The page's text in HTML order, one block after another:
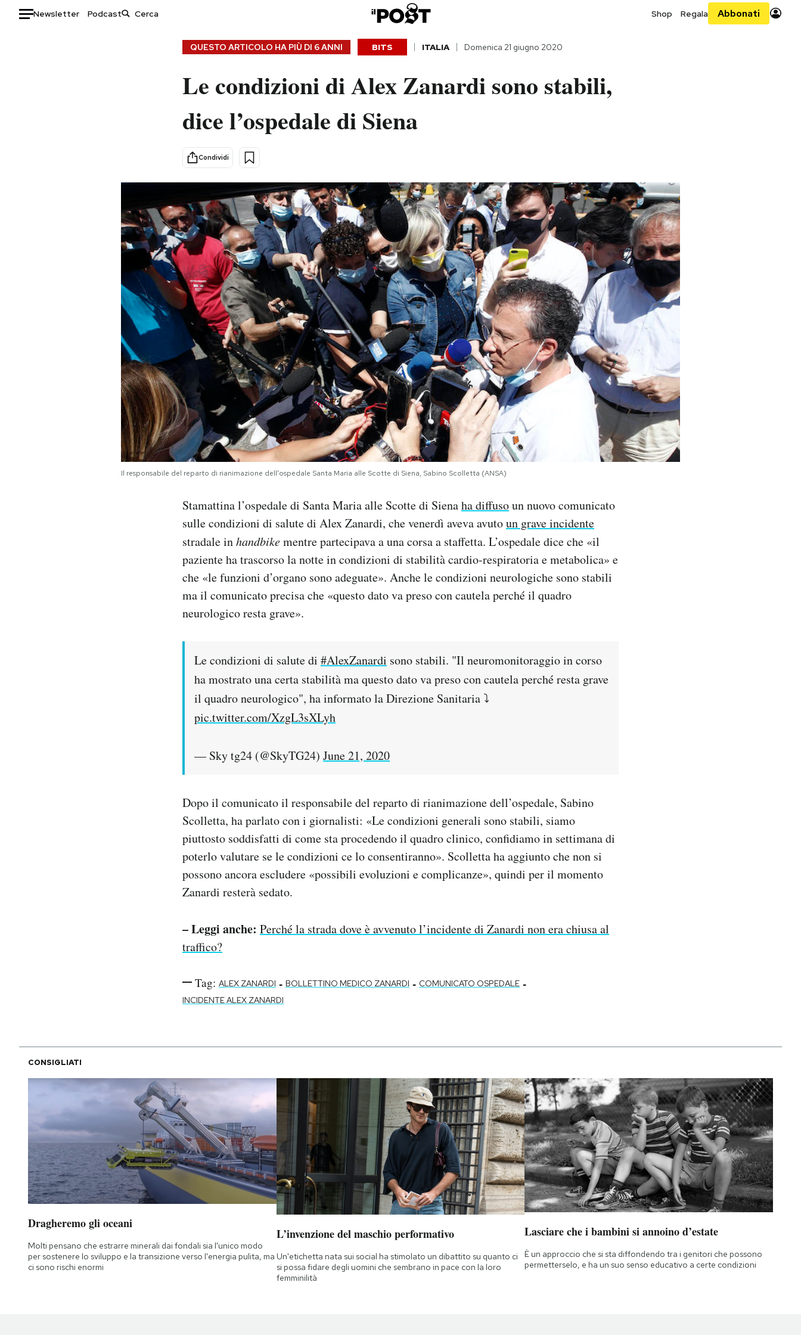
Newsletter Podcast Shop Regala Abbonati
Storie/Idee
Ok Boomer!
Media
Europa
Altrecose
Mondiali calcio 2026
QUESTO ARTICOLO HA PIÙ DI 6 ANNI BITS ITALIA Domenica 21 giugno 2020
Le condizioni di Alex Zanardi sono stabili,
dice l’ospedale di Siena
Condividi
Il responsabile del reparto di rianimazione dell'ospedale Santa Maria alle Scotte di Siena, Sabino Scolletta (ANSA)
Stamattina l’ospedale di Santa Maria alle Scotte di Sienaha diffusoun nuovo comunicato
sulle condizioni di salute di Alex Zanardi, che venerdì aveva avutoun grave incidente
stradale inhandbikementre partecipava a una corsa a staffetta. L’ospedale dice che «il
paziente ha trascorso la notte in condizioni di stabilità cardio-respiratoria e metabolica» e
che «le funzioni d’organo sono adeguate». Anche le condizioni neurologiche sono stabili
ma il comunicato precisa che «questo dato va preso con cautela perché il quadro
neurologico resta grave».
Le condizioni di salute di #AlexZanardi sono stabili. "Il neuromonitoraggio in corso
ha mostrato una certa stabilità ma questo dato va preso con cautela perché resta grave
il quadro neurologico", ha informato la Direzione Sanitaria ⤵️
pic.twitter.com/XzgL3sXLyh
— Sky tg24 (@SkyTG24) June 21, 2020
Dopo il comunicato il responsabile del reparto di rianimazione dell’ospedale, Sabino
Scolletta, ha parlato con i giornalisti: «Le condizioni generali sono stabili, siamo
piuttosto soddisfatti di come sta procedendo il quadro clinico, confidiamo in settimana di
poterlo valutare se le condizioni ce lo consentiranno». Scolletta ha aggiunto che non si
possono ancora escludere «possibili evoluzioni e complicanze», quindi per il momento
Zanardi resterà sedato.
– Leggi anche: Perché la strada dove è avvenuto l’incidente di Zanardi non era chiusa al
traffico?
Tag: ALEX ZANARDI - BOLLETTINO MEDICO ZANARDI - COMUNICATO OSPEDALE -
INCIDENTE ALEX ZANARDI
CONSIGLIATI
Dragheremo gli oceani
Molti pensano che estrarre minerali dai fondali sia l'unico modo
per sostenere lo sviluppo e la transizione verso l'energia pulita, ma
ci sono rischi enormi
L’invenzione del maschio performativo
Un'etichetta nata sui social ha stimolato un dibattito su quanto ci
si possa fidare degli uomini che sembrano in pace con la loro
femminilità
Lasciare che i bambini si annoino d’estate
È un approccio che si sta diffondendo tra i genitori che possono
permetterselo, e ha un suo senso educativo a certe condizioni